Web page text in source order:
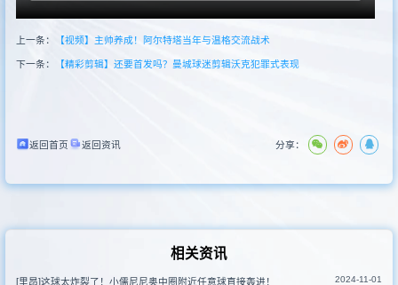
上一条： 【视频】主帅养成！阿尔特塔当年与温格交流战术
下一条： 【精彩剪辑】还要首发吗？曼城球迷剪辑沃克犯罪式表现
返回首页 返回资讯 分享：
相关资讯
[里昂]这球太炸裂了！小儒尼尼奥中圈附近任意球直接轰进！ 2024-11-01